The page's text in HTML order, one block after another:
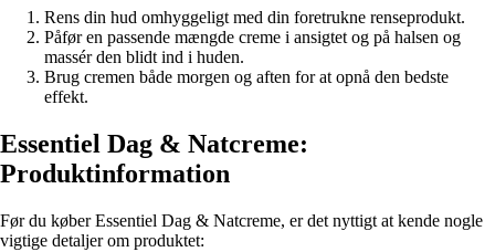
Rens din hud omhyggeligt med din foretrukne renseprodukt.
Påfør en passende mængde creme i ansigtet og på halsen og
massér den blidt ind i huden.
Brug cremen både morgen og aften for at opnå den bedste
effekt.
Essentiel Dag & Natcreme:
Produktinformation
Før du køber Essentiel Dag & Natcreme, er det nyttigt at kende nogle
vigtige detaljer om produktet: